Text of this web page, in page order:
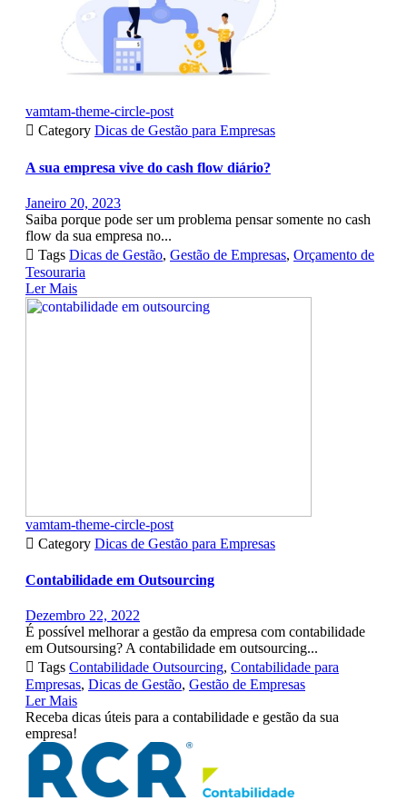
vamtam-theme-circle-post
 Category Dicas de Gestão para Empresas
A sua empresa vive do cash flow diário?
Janeiro 20, 2023
Saiba porque pode ser um problema pensar somente no cash
flow da sua empresa no...
 Tags Dicas de Gestão, Gestão de Empresas, Orçamento de
Tesouraria
Ler Mais
vamtam-theme-circle-post
 Category Dicas de Gestão para Empresas
Contabilidade em Outsourcing
Dezembro 22, 2022
É possível melhorar a gestão da empresa com contabilidade
em Outsoursing? A contabilidade em outsourcing...
 Tags Contabilidade Outsourcing, Contabilidade para
Empresas, Dicas de Gestão, Gestão de Empresas
Ler Mais
Receba dicas úteis para a contabilidade e gestão da sua
empresa!